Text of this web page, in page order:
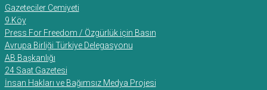
Gazeteciler Cemiyeti
9.Köy
Press For Freedom / Özgürlük için Basın
Avrupa Birliği Türkiye Delegasyonu
AB Başkanlığı
24 Saat Gazetesi
İnsan Hakları ve Bağımsız Medya Projesi